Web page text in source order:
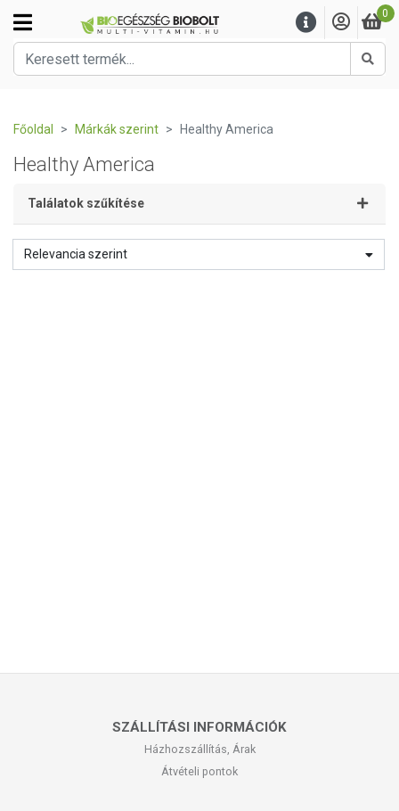
0
Főoldal Márkák szerint Healthy America
Healthy America
Találatok szűkítése
Relevancia szerint
SZÁLLÍTÁSI INFORMÁCIÓK
Házhozszállítás, Árak
Átvételi pontok